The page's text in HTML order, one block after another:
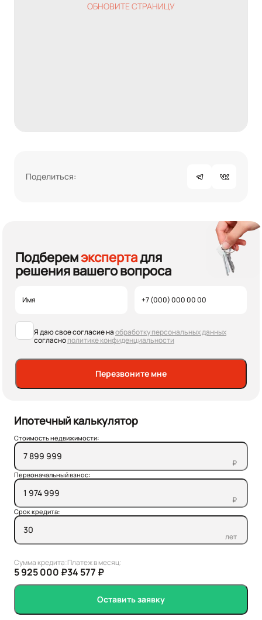
ОБНОВИТЕ СТРАНИЦУ
Поделиться:
Подберемэкспертадля
решения вашего вопроса
Я даю свое согласие наобработку персональных данных
согласнополитике конфиденциальности
Перезвоните мне
Ипотечный калькулятор
Стоимость недвижимости:
₽
Первоначальный взнос:
₽
Срок кредита:
лет
Сумма кредита:
5 925 000 ₽
Платеж в месяц:
34 577 ₽
Оставить заявку